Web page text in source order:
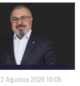
2 Ağustos 2026 10:05